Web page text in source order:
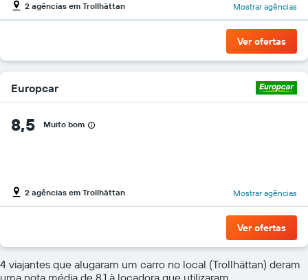
2 agências em Trollhättan Mostrar agências
Ver ofertas
Europcar
8,5 Muito bom
2 agências em Trollhättan Mostrar agências
Ver ofertas
4 viajantes que alugaram um carro no local (Trollhättan) deram
uma nota média de 8,1 à locadora que utilizaram.